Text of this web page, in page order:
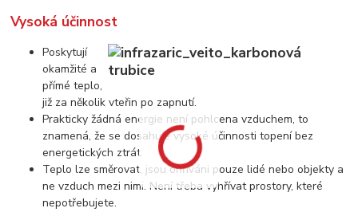
Vysoká účinnost
Poskytují
okamžité a
přímé teplo,
již za několik vteřin po zapnutí.
Prakticky žádná energie není pohlcena vzduchem, to
znamená, že se dosahuje vysoké účinnosti topení bez
energetických ztrát.
Teplo lze směrovat, jsou ohříváni pouze lidé nebo objekty a
ne vzduch mezi nimi. Není třeba vyhřívat prostory, které
nepotřebujete.